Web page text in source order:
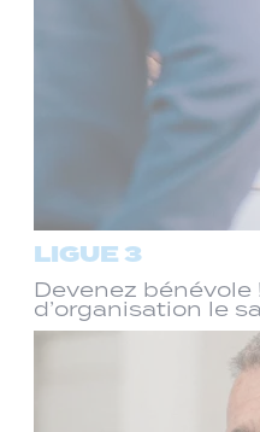
LIGUE 3
Devenez bénévole
d’organisation le